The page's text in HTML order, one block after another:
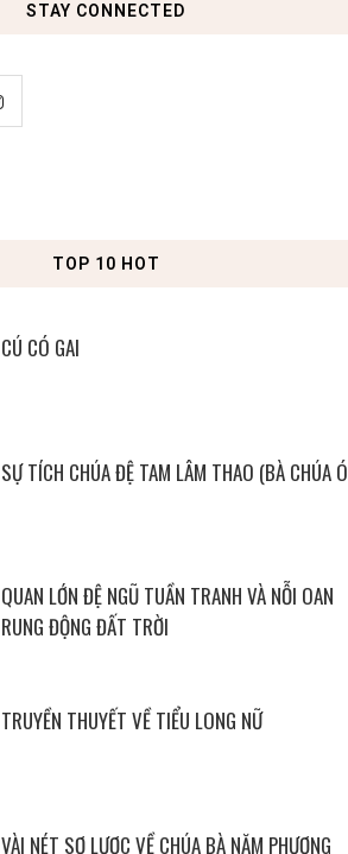
STAY CONNECTED
TOP 10 HOT
CÚ CÓ GAI
SỰ TÍCH CHÚA ĐỆ TAM LÂM THAO (BÀ CHÚA
QUAN LỚN ĐỆ NGŨ TUẦN TRANH VÀ NỖI OAN
RUNG ĐỘNG ĐẤT TRỜI
TRUYỀN THUYẾT VỀ TIỂU LONG NỮ
VÀI NÉT SƠ LƯỢC VỀ CHÚA BÀ NĂM PHƯƠNG